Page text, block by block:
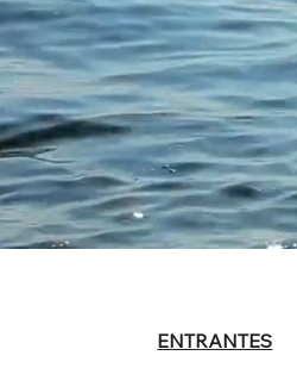
ENTRANTES